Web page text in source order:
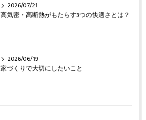
2026/07/21
高気密・高断熱がもたらす3つの快適さとは？
2026/06/19
家づくりで大切にしたいこと